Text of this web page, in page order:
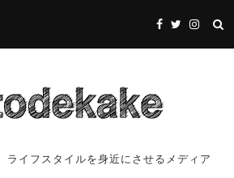
ライフスタイルを身近にさせるメディア